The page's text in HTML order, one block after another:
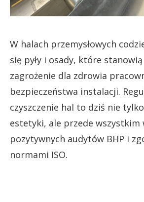
W halach przemysłowych
się pyły i osady, które
zagrożenie dla zdrowia
bezpieczeństwa instalacji.
czyszczenie hal to dziś nie
estetyki, ale przede wszystkim
pozytywnych audytów BHP i
normami ISO.